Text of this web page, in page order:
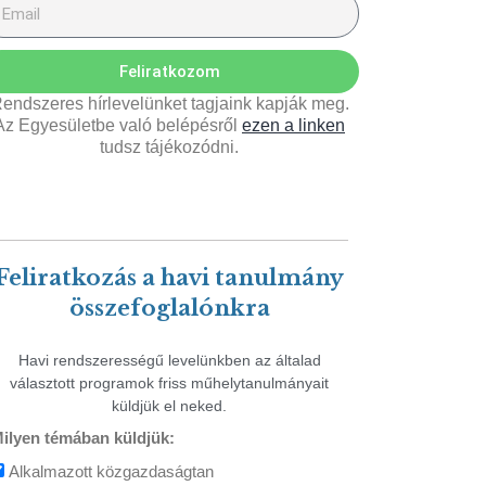
Feliratkozom
hírlevelünket tagjaink kapják meg.
Egyesületbe való belépésről ezen a linken
tudsz tájékozódni.
a havi tanulmány
összefoglalónkra
Havi rendszerességű levelünkben az általad
választott programok friss műhelytanulmányait
küldjük el neked.
témában küldjük:
Alkalmazott közgazdaságtan